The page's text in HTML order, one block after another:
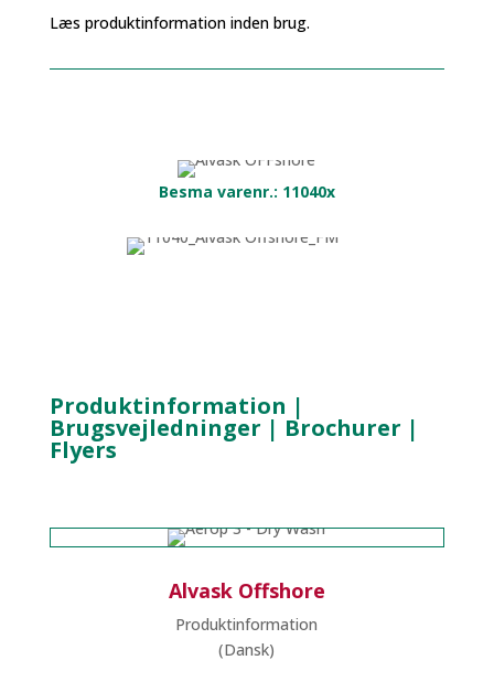
Læs produktinformation inden brug.
Besma varenr.: 11040x
Produktinformation |
Brugsvejledninger | Brochurer |
Flyers
Alvask Offshore
Produktinformation
(Dansk)